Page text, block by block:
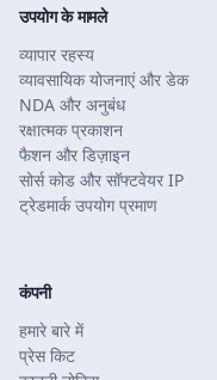
उपयोग के मामले
व्यापार रहस्य
व्यावसायिक योजनाएं और डेक
NDA और अनुबंध
रक्षात्मक प्रकाशन
फैशन और डिज़ाइन
सोर्स कोड और सॉफ्टवेयर IP
ट्रेडमार्क उपयोग प्रमाण
कंपनी
हमारे बारे में
प्रेस किट